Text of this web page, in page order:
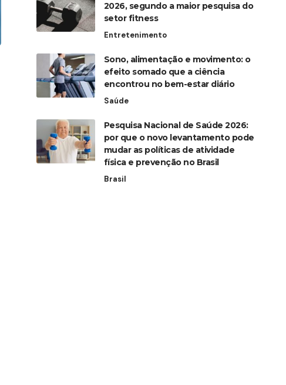
2026, segundo a maior pesquisa do
setor fitness
Entretenimento
Sono, alimentação e movimento: o
efeito somado que a ciência
encontrou no bem-estar diário
Saúde
Pesquisa Nacional de Saúde 2026:
por que o novo levantamento pode
mudar as políticas de atividade
física e prevenção no Brasil
Brasil